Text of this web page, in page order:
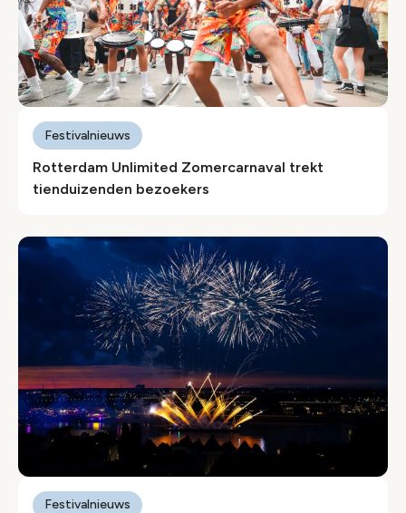
Rotterdam Unlimited Zomercarnaval trekt
tienduizenden bezoekers
Festivalnieuws
Festivalnieuws